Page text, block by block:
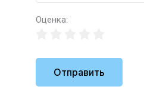
Оценка:
Отправить